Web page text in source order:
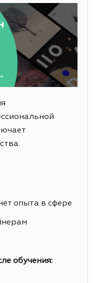
опыта в сфере
обучения: